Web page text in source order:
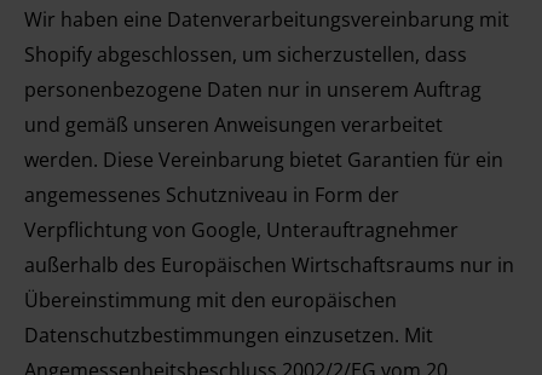
Wir haben eine Datenverarbeitungsvereinbarung mit
Shopify abgeschlossen, um sicherzustellen, dass
personenbezogene Daten nur in unserem Auftrag
und gemäß unseren Anweisungen verarbeitet
werden. Diese Vereinbarung bietet Garantien für ein
angemessenes Schutzniveau in Form der
Verpflichtung von Google, Unterauftragnehmer
außerhalb des Europäischen Wirtschaftsraums nur in
Übereinstimmung mit den europäischen
Datenschutzbestimmungen einzusetzen. Mit